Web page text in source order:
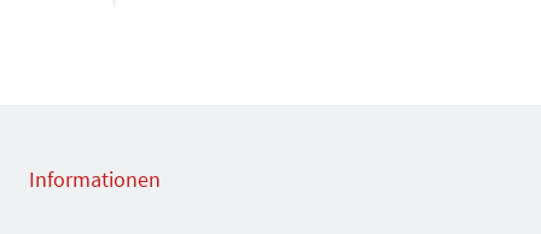
Informationen